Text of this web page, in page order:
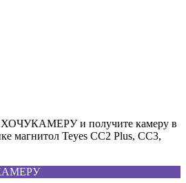
ХОЧУКАМЕРУ и получите камеру в
магнитол Teyes CC2 Plus, CC3,